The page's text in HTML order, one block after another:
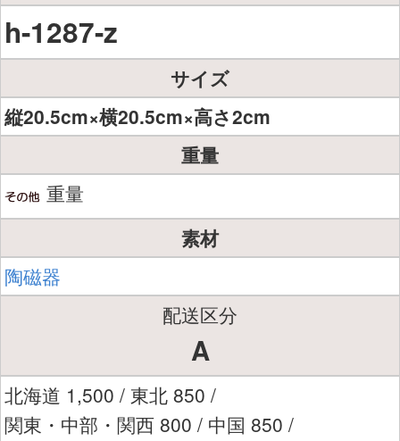
h-1287-z
サイズ
縦20.5cm×横20.5cm×高さ2cm
重量
重量
素材
陶磁器
配送区分
A
北海道 1,500 / 東北 850 /
関東・中部・関西 800 / 中国 850 /